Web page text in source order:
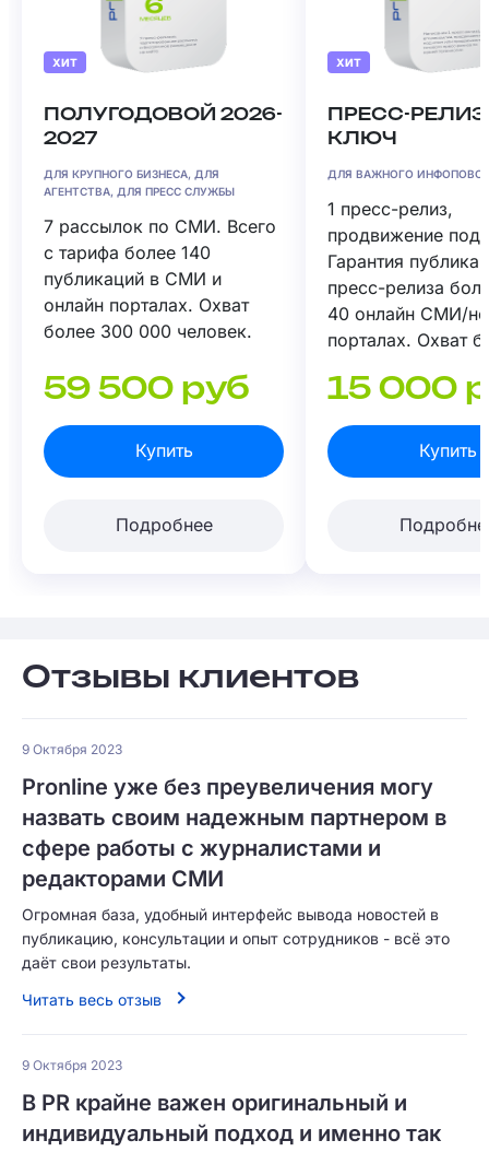
ХИТ
ПОЛУГОДОВОЙ 2026-
2027
ДЛЯ КРУПНОГО БИЗНЕСА, ДЛЯ
АГЕНТСТВА, ДЛЯ ПРЕСС СЛУЖБЫ
7 рассылок по СМИ. Всего
с тарифа более 140
публикаций в СМИ и
онлайн порталах. Охват
более 300 000 человек.
59 500 руб
Купить
Подробнее
ХИТ
ПРЕСС-
КЛЮЧ
ДЛЯ ВАЖНОГО
1 пресс-релиз,
продвижение под
Гарантия
пресс-релиза
40 онлайн СМИ/
порталах. Охват
15 000
Купить
Отзывы клиентов
9 Октября 2023
Pronline уже без преувеличения могу
назвать своим надежным партнером в
сфере работы с журналистами и
редакторами СМИ
Огромная база, удобный интерфейс вывода новостей в
публикацию, консультации и опыт сотрудников - всё это
даёт свои результаты.
Читать весь отзыв
9 Октября 2023
В PR крайне важен оригинальный и
индивидуальный подход и именно так